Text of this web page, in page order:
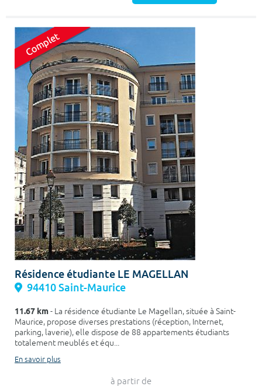
Résidence étudiante LE MAGELLAN
94410 Saint-Maurice
11.67 km- La résidence étudiante Le Magellan, située à Saint-
Maurice, propose diverses prestations (réception, Internet,
parking, laverie), elle dispose de 88 appartements étudiants
totalement meublés et équ...
En savoir plus
à partir de